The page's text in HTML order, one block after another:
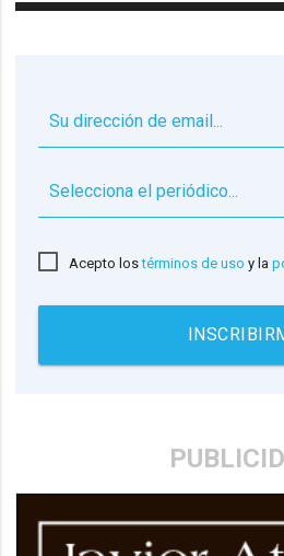
Acepto lostérminos de uso y la